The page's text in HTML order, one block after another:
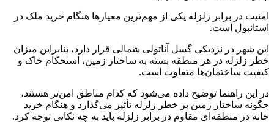
امنیت در برابر زلزله یکی از مهم‌ترین معیارها هنگام خرید ملک در
استانبول است.
این شهر در نزدیکی گسل آناتولی شمالی قرار دارد، بنابراین میزان
خطر زلزله در هر منطقه بسته به ساختار زمین، استحکام خاک و
کیفیت ساختمان‌ها متفاوت است.
در این راهنما توضیح داده می‌شود که کدام مناطق امن‌تر هستند،
چگونه ساختار زمین بر خطر زلزله تأثیر می‌گذارد و هنگام خرید
خانه در منطقه‌ای مقاوم در برابر زلزله باید به چه نکاتی توجه کرد.